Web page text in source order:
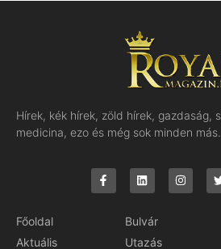
Hírek, kék hírek, zöld hírek, gazdaság,
medicina, ezo és még sok minden
Főoldal
Aktuális
Bulvár
Utazás